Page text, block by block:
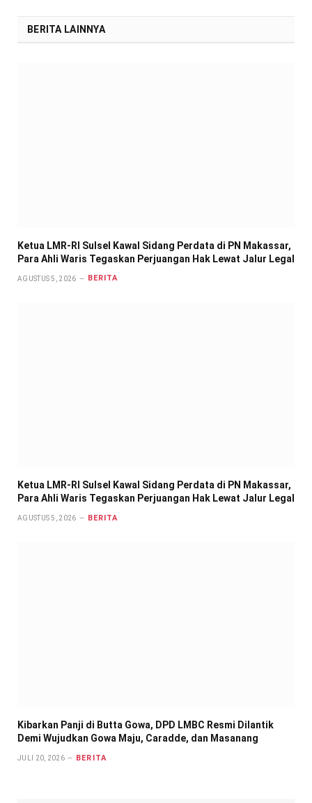
BERITA LAINNYA
Ketua LMR-RI Sulsel Kawal Sidang Perdata di PN Makassar,
Para Ahli Waris Tegaskan Perjuangan Hak Lewat Jalur Legal
AGUSTUS 5, 2026 BERITA
Ketua LMR-RI Sulsel Kawal Sidang Perdata di PN Makassar,
Para Ahli Waris Tegaskan Perjuangan Hak Lewat Jalur Legal
AGUSTUS 5, 2026 BERITA
Kibarkan Panji di Butta Gowa, DPD LMBC Resmi Dilantik
Demi Wujudkan Gowa Maju, Caradde, dan Masanang
JULI 20, 2026 BERITA